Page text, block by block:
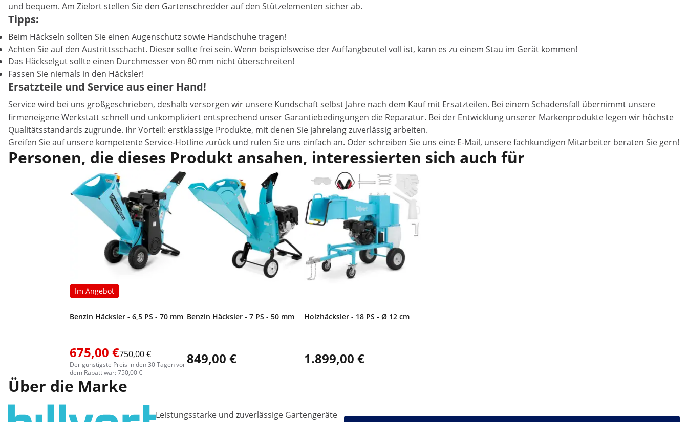
und bequem. Am Zielort stellen Sie den Gartenschredder auf den Stützelementen sicher ab.
Tipps:
Beim Häckseln sollten Sie einen Augenschutz sowie Handschuhe tragen!
Achten Sie auf den Austrittsschacht. Dieser sollte frei sein. Wenn beispielsweise der Auffangbeutel voll ist, kann es zu einem Stau im Gerät kommen!
Das Häckselgut sollte einen Durchmesser von 80 mm nicht überschreiten!
Fassen Sie niemals in den Häcksler!
Ersatzteile und Service aus einer Hand!
Service wird bei uns großgeschrieben, deshalb versorgen wir unsere Kundschaft selbst Jahre nach dem Kauf mit Ersatzteilen. Bei einem Schadensfall übernimmt unsere
firmeneigene Werkstatt schnell und unkompliziert entsprechend unser Garantiebedingungen die Reparatur. Bei der Entwicklung unserer Markenprodukte legen wir höchste
Qualitätsstandards zugrunde. Ihr Vorteil: erstklassige Produkte, mit denen Sie jahrelang zuverlässig arbeiten.
Greifen Sie auf unsere kompetente Service-Hotline zurück und rufen Sie uns einfach an. Oder schreiben Sie uns eine E-Mail, unsere fachkundigen Mitarbeiter beraten Sie gern!
Personen, die dieses Produkt ansahen, interessierten sich auch für
Im Angebot
Benzin Häcksler - 6,5 PS - 70 mm
675,00 €750,00 €
Der günstigste Preis in den 30 Tagen vor
dem Rabatt war: 750,00 €
Benzin Häcksler - 7 PS - 50 mm
849,00 €
Holzhäcksler - 18 PS - Ø 12 cm
1.899,00 €
Über die Marke
Leistungsstarke und zuverlässige Gartengeräte